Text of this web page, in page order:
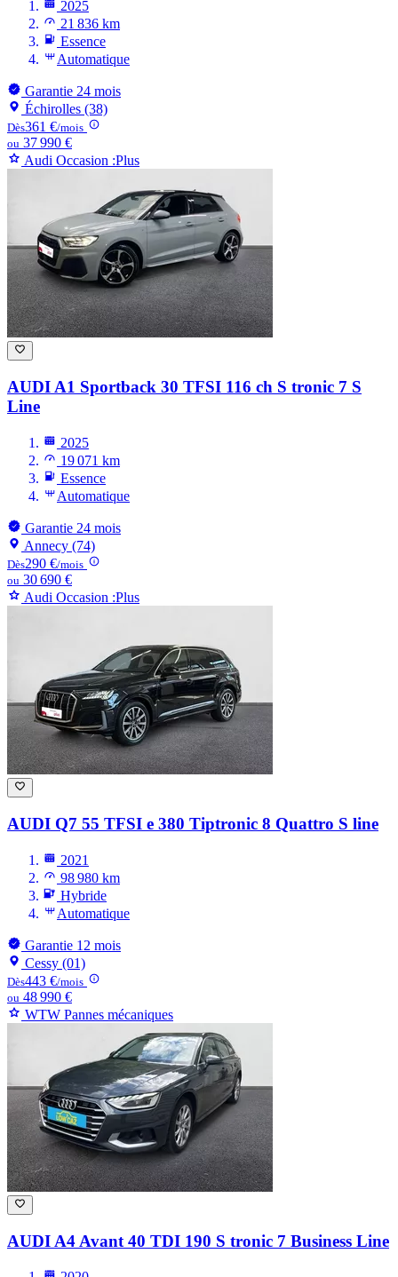
2025
21 836 km
Essence
Automatique
Garantie 24 mois
Échirolles (38)
Dès361 €/mois
ou 37 990 €
Audi Occasion :Plus
AUDI A1 Sportback 30 TFSI 116 ch S tronic 7 S
Line
2025
19 071 km
Essence
Automatique
Garantie 24 mois
Annecy (74)
Dès290 €/mois
ou 30 690 €
Audi Occasion :Plus
AUDI Q7 55 TFSI e 380 Tiptronic 8 Quattro S line
2021
98 980 km
Hybride
Automatique
Garantie 12 mois
Cessy (01)
Dès443 €/mois
ou 48 990 €
WTW Pannes mécaniques
AUDI A4 Avant 40 TDI 190 S tronic 7 Business Line